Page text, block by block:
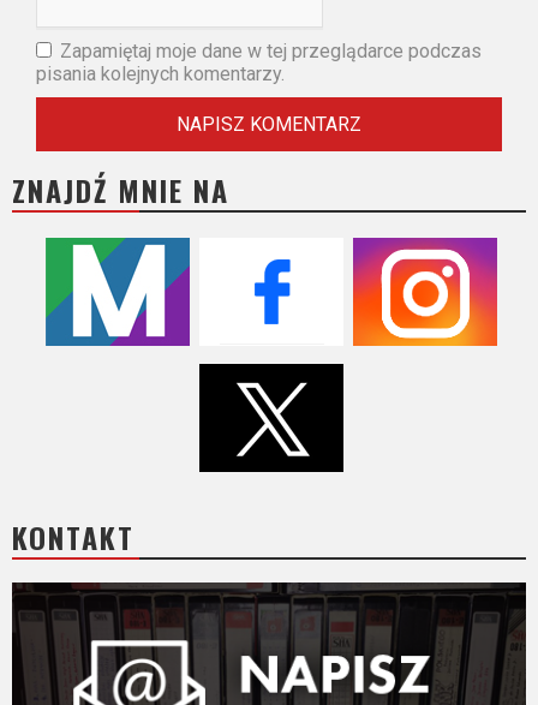
Zapamiętaj moje dane w tej przeglądarce podczas
pisania kolejnych komentarzy.
ZNAJDŹ MNIE NA
KONTAKT